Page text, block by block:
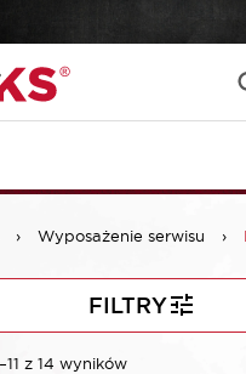
› Wyposażenie serwisu ›
FILTRY
z 14 wyników